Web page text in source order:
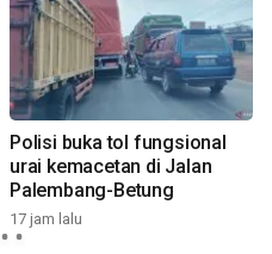
Polisi buka tol fungsional
urai kemacetan di Jalan
Palembang-Betung
17 jam lalu